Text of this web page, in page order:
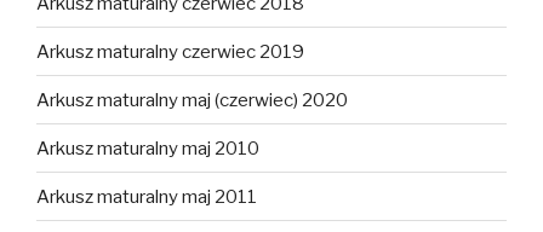
Arkusz maturalny czerwiec 2019
Arkusz maturalny maj (czerwiec) 2020
Arkusz maturalny maj 2010
Arkusz maturalny maj 2011